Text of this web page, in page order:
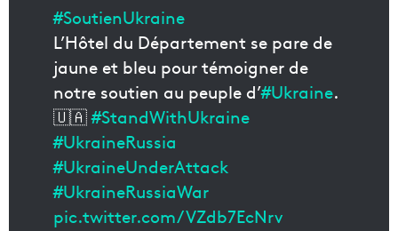
#SoutienUkraine
L’Hôtel du Département se pare de
jaune et bleu pour témoigner de
notre soutien au peuple d’#Ukraine.
🇺🇦#StandWithUkraine
#UkraineRussia
#UkraineUnderAttack
#UkraineRussiaWar
pic.twitter.com/VZdb7EcNrv